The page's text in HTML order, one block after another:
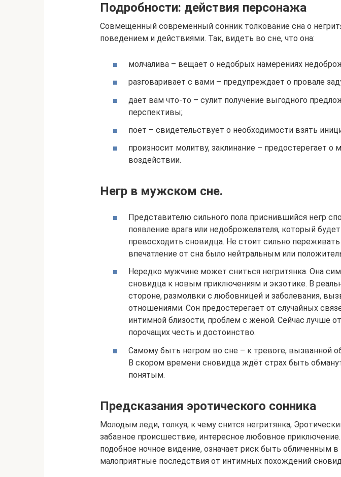
Подробности: действия персонажа
Совмещенный современный сонник толкование сна о
поведением и действиями. Так, видеть во сне, что она:
молчалива – вещает о недобрых намерениях
разговаривает с вами – предупреждает о провале
дает вам что-то – сулит получение выгодного
перспективы;
поет – свидетельствует о необходимости взять
произносит молитву, заклинание – предостерегает о
воздействии.
Негр в мужском сне.
Представителю сильного пола приснившийся негр
появление врага или недоброжелателя, который
превосходить сновидца. Не стоит сильно
впечатление от сна было нейтральным или
Нередко мужчине может сниться негритянка. Она
сновидца к новым приключениям и экзотике. В
стороне, размолвки с любовницей и заболевания,
отношениями. Сон предостерегает от случайных
интимной близости, проблем с женой. Сейчас лучше
порочащих честь и достоинство.
Самому быть негром во сне – к тревоге, вызванной
В скором времени сновидца ждёт страх быть
понятым.
Предсказания эротического сонника
Молодым леди, толкуя, к чему снится негритянка,
забавное происшествие, интересное любовное
подобное ночное видение, означает риск быть обличенным в
малоприятные последствия от интимных похождений